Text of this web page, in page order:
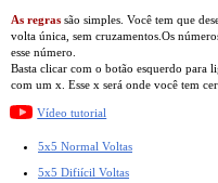
As regras são simples. Você tem que
volta única, sem cruzamentos.Os
esse número.
Basta clicar com o botão esquerdo para
com um x. Esse x será onde você tem
Vídeo tutorial
5x5 Normal Voltas
5x5 Difiícil Voltas